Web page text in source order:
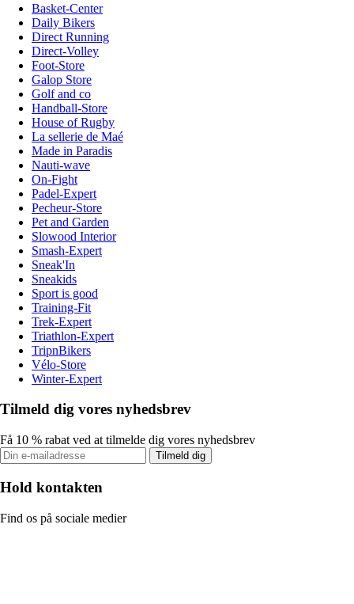
Basket-Center
Daily Bikers
Direct Running
Direct-Volley
Foot-Store
Galop Store
Golf and co
Handball-Store
House of Rugby
La sellerie de Maé
Made in Paradis
Nauti-wave
On-Fight
Padel-Expert
Pecheur-Store
Pet and Garden
Slowood Interior
Smash-Expert
Sneak'In
Sneakids
Sport is good
Training-Fit
Trek-Expert
Triathlon-Expert
TripnBikers
Vélo-Store
Winter-Expert
Tilmeld dig vores nyhedsbrev
Få 10 % rabat ved at tilmelde dig vores nyhedsbrev
Tilmeld dig
Hold kontakten
Find os på sociale medier